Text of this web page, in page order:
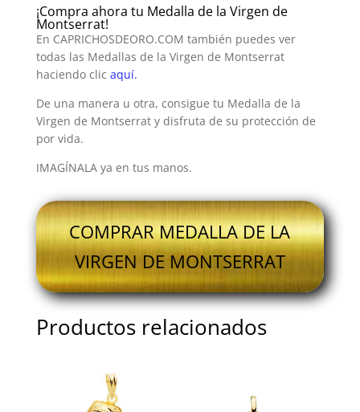
¡Compra ahora tu Medalla de la Virgen de
Montserrat!
En CAPRICHOSDEORO.COM también puedes ver
todas las Medallas de la Virgen de Montserrat
haciendo clic aquí.
De una manera u otra, consigue tu Medalla de la
Virgen de Montserrat y disfruta de su protección de
por vida.
IMAGÍNALA ya en tus manos.
COMPRAR MEDALLA DE LA
VIRGEN DE MONTSERRAT
Productos relacionados